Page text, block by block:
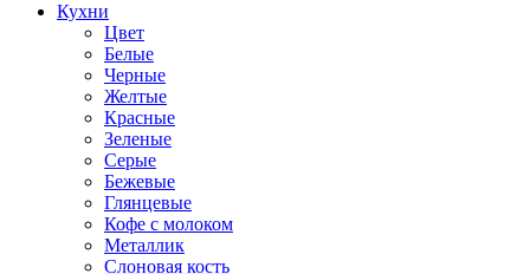
Кухни
Цвет
Белые
Черные
Желтые
Красные
Зеленые
Серые
Бежевые
Глянцевые
Кофе с молоком
Металлик
Слоновая кость